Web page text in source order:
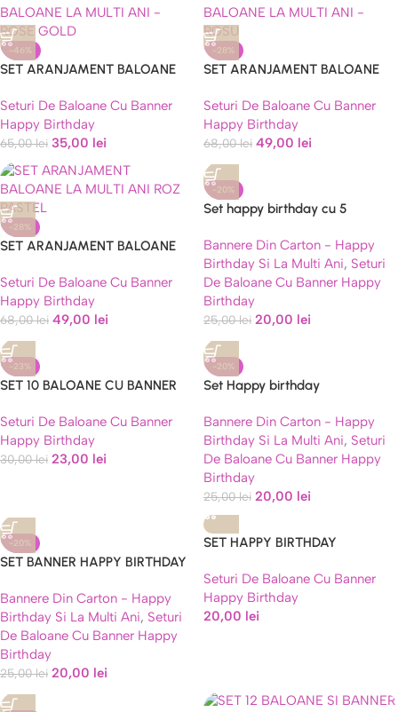
-46%
SET ARANJAMENT BALOANE
Seturi De Baloane Cu Banner
Happy Birthday
65,00lei 35,00 lei
-28%
SET ARANJAMENT BALOANE
Seturi De Baloane Cu Banner
Happy Birthday
68,00lei 49,00 lei
-28%
SET ARANJAMENT BALOANE
Seturi De Baloane Cu Banner
Happy Birthday
68,00lei 49,00 lei
-20%
Set happy birthday cu 5
Bannere Din Carton - Happy
Birthday Si La Multi Ani, Seturi
De Baloane Cu Banner Happy
Birthday
25,00lei 20,00 lei
-23%
SET 10 BALOANE CU BANNER
Seturi De Baloane Cu Banner
Happy Birthday
30,00lei 23,00 lei
-20%
Set Happy birthday
Bannere Din Carton - Happy
Birthday Si La Multi Ani, Seturi
De Baloane Cu Banner Happy
Birthday
25,00lei 20,00 lei
-20%
SET BANNER HAPPY BIRTHDAY
Bannere Din Carton - Happy
Birthday Si La Multi Ani, Seturi
De Baloane Cu Banner Happy
Birthday
25,00lei 20,00 lei
SET HAPPY BIRTHDAY
Seturi De Baloane Cu Banner
Happy Birthday
20,00 lei